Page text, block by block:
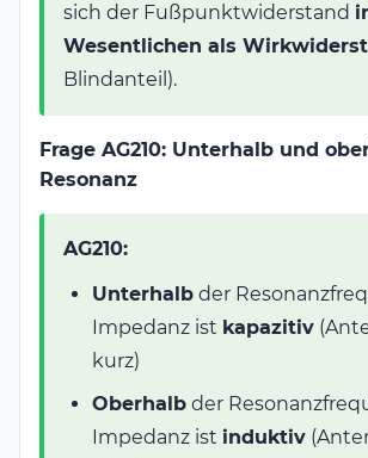
sich der Fußpunktwiderstand
Wesentlichen als
Blindanteil).
Frage AG210: Unterhalb und
Resonanz
AG210:
Unterhalb der
Impedanz ist kapazitiv
kurz)
Oberhalb der
Impedanz ist induktiv